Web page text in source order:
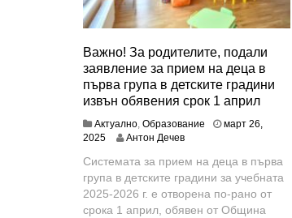
Важно! За родителите, подали
заявление за прием на деца в
първа група в детските градини
извън обявения срок 1 април
Актуално Образование
март 26,
2025
Антон Дечев
Системата за прием на деца в първа
група в детските градини за учебната
2025-2026 г. е отворена по-рано от
срока 1 април, обявен от Община